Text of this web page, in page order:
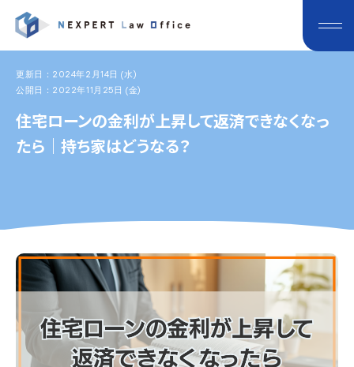
更新日：2024年2月14日 (水)
公開日：2022年11月25日 (金)
住宅ローンの金利が上昇して返済できなくなっ
たら｜持ち家はどうなる？